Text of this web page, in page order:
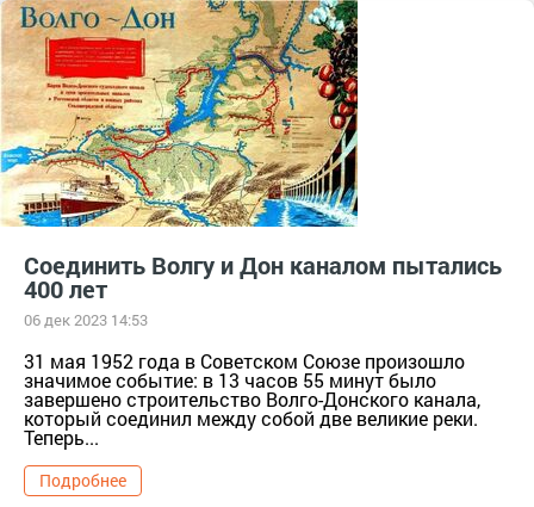
1952
Соединить Волгу и Дон каналом пытались
400 лет
06 дек 2023 14:53
31 мая 1952 года в Советском Союзе произошло
значимое событие: в 13 часов 55 минут было
завершено строительство Волго-Донского канала,
который соединил между собой две великие реки.
Теперь...
Подробнее